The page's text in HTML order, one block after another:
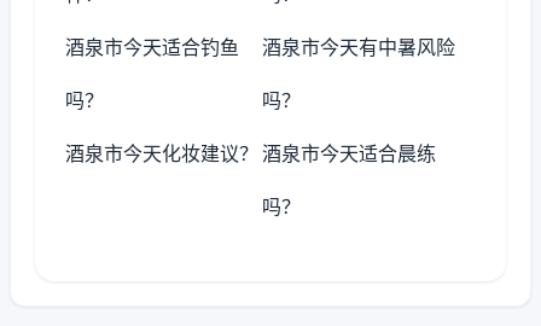
酒泉市今天适合钓鱼
吗？
酒泉市今天有中暑风险
吗？
酒泉市今天化妆建议？ 酒泉市今天适合晨练
吗？